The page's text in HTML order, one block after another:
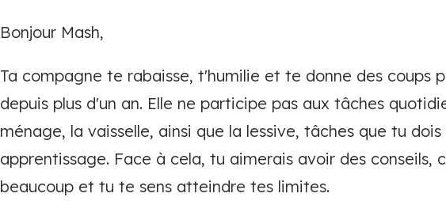
Bonjour Mash,
Ta compagne te rabaisse, t'humilie et te donne des coups
depuis plus d'un an. Elle ne participe pas aux tâches
ménage, la vaisselle, ainsi que la lessive, tâches que tu
apprentissage. Face à cela, tu aimerais avoir des
beaucoup et tu te sens atteindre tes limites.